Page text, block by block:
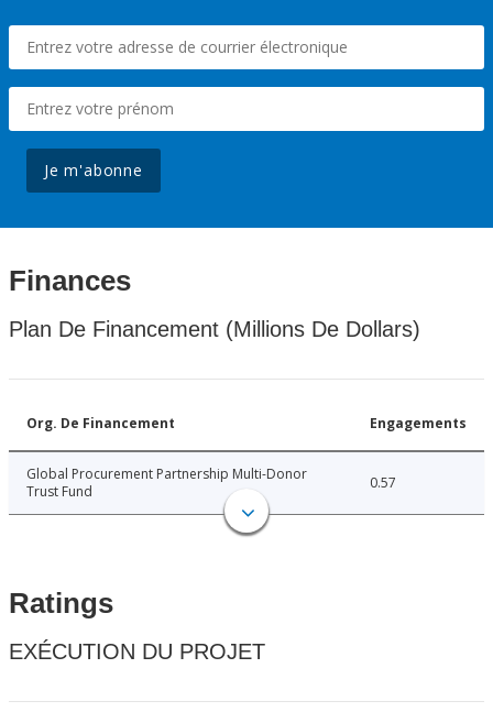
Je m'abonne
Finances
Plan De Financement (Millions De Dollars)
Org. De Financement Engagements
Global Procurement Partnership Multi-Donor
Trust Fund
0.57
Ratings
EXÉCUTION DU PROJET